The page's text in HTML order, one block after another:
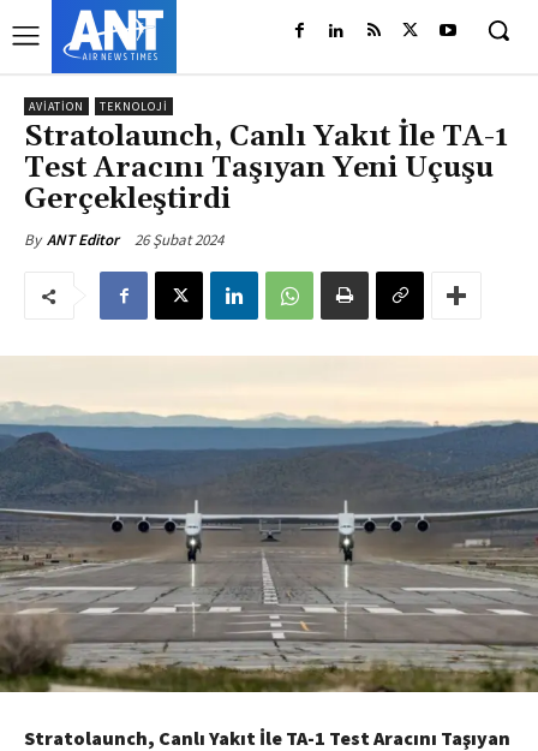
AVIATION TEKNOLOJI
Stratolaunch, Canlı Yakıt İle TA-1
Test Aracını Taşıyan Yeni Uçuşu
Gerçekleştirdi
By ANT Editor 26 Şubat 2024
Stratolaunch, Canlı Yakıt İle TA-1 Test Aracını Taşıyan